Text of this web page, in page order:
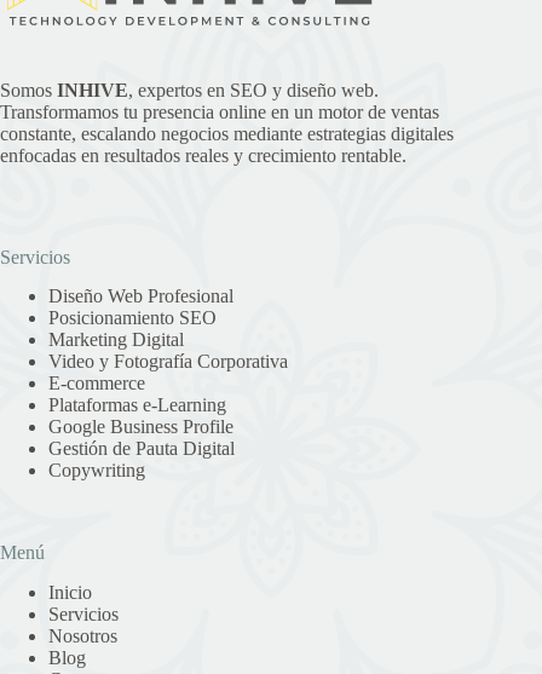
Somos INHIVE, expertos en SEO y diseño web.
Transformamos tu presencia online en un motor de ventas
constante, escalando negocios mediante estrategias digitales
enfocadas en resultados reales y crecimiento rentable.
Servicios
Diseño Web Profesional
Posicionamiento SEO
Marketing Digital
Video y Fotografía Corporativa
E-commerce
Plataformas e-Learning
Google Business Profile
Gestión de Pauta Digital
Copywriting
Menú
Inicio
Servicios
Nosotros
Blog